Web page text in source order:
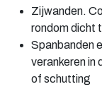
Zijwanden.
rondom dicht
Spanbanden
verankeren in
of schutting